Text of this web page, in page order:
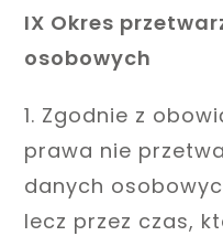
IX Okres
osobowych
1. Zgodnie z
prawa nie
danych
lecz przez czas,